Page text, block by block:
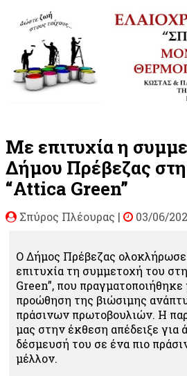
Με επιτυχία η
Δήμου Πρέβεζας
“Attica Green”
Σπύρος Πλέουρας | 03/06/
Ο Δήμος Πρέβεζας
επιτυχία τη συμμετοχή του
Green”, που
προώθηση της βιώσιμης
πράσινων πρωτοβουλιών. Η
μας στην έκθεση απέδειξε για
δέσμευσή του σε ένα πιο
μέλλον.